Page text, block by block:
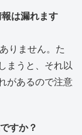
は漏れます
りません。た
まうと、それ以
があるので注意
すか？